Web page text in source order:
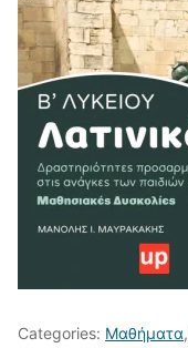
Categories: Μαθήματα,